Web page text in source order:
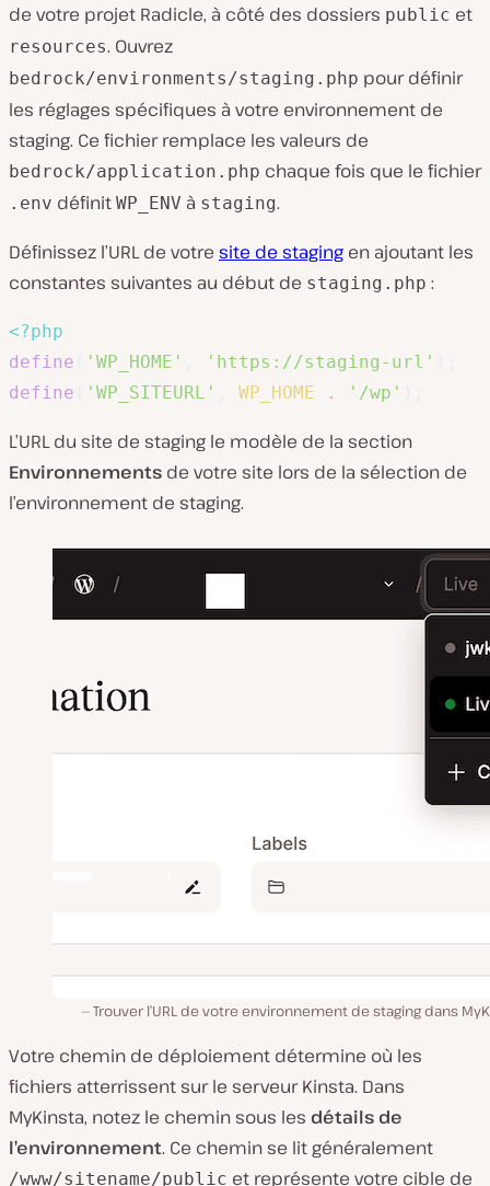
de votre projet Radicle, à côté des dossiers public et
resources. Ouvrez
bedrock/environments/staging.php pour définir
les réglages spécifiques à votre environnement de
staging. Ce fichier remplace les valeurs de
bedrock/application.php chaque fois que le fichier
.env définit WP_ENV à staging.
Définissez l’URL de votre site de staging en ajoutant les
constantes suivantes au début de staging.php :
<?php
define
'WP_HOME' 'https://staging-url'
define
'WP_SITEURL' WP_HOME . '/wp'
L’URL du site de staging le modèle de la section
Environnements de votre site lors de la sélection de
l’environnement de staging.
Trouver l’URL de votre environnement de staging dans
Votre chemin de déploiement détermine où les
fichiers atterrissent sur le serveur Kinsta. Dans
MyKinsta, notez le chemin sous les détails de
l’environnement. Ce chemin se lit généralement
/www/sitename/public et représente votre cible de